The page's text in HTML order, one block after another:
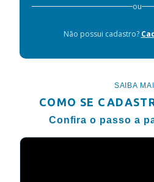
SAIBA
COMO SE
Confira o passo a
ou
Não possui cadastro?